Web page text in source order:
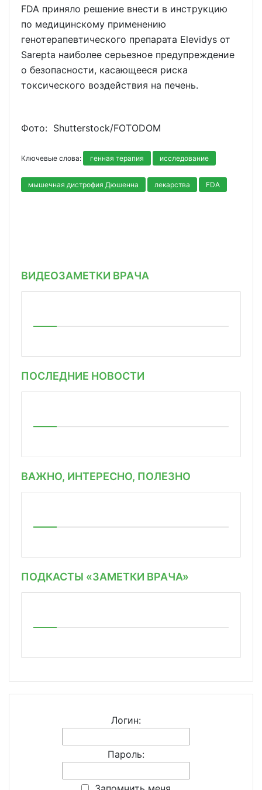
FDA приняло решение внести в инструкцию
по медицинскому применению
генотерапевтического препарата Elevidys от
Sarepta наиболее серьезное предупреждение
о безопасности, касающееся риска
токсического воздействия на печень.
Фото: Shutterstoсk/FOTODOM
Ключевые слова: генная терапия исследование
мышечная дистрофия Дюшенна лекарства FDA
ВИДЕОЗАМЕТКИ ВРАЧА
ПОСЛЕДНИЕ НОВОСТИ
ВАЖНО, ИНТЕРЕСНО, ПОЛЕЗНО
ПОДКАСТЫ «ЗАМЕТКИ ВРАЧА»
Логин:
Пароль: